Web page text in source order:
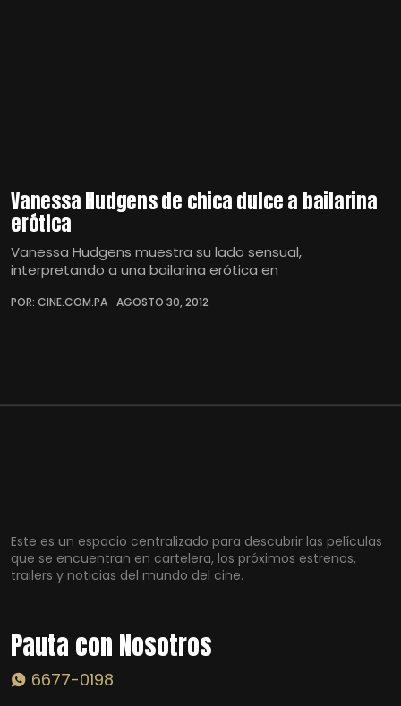
Vanessa Hudgens de chica dulce a bailarina
erótica
Vanessa Hudgens muestra su lado sensual,
interpretando a una bailarina erótica en
POR: CINE.COM.PA AGOSTO 30, 2012
Este es un espacio centralizado para descubrir las películas
que se encuentran en cartelera, los próximos estrenos,
trailers y noticias del mundo del cine.
Pauta con Nosotros
6677-0198